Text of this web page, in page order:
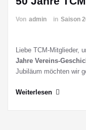
Von admin in Saison
Liebe TCM-Mitglieder,
Jahre Vereins-
Jubiläum möchten wir
Weiterlesen